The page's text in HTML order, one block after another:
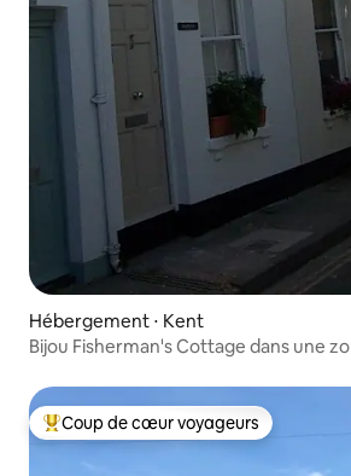
Hébergement ⋅ Kent
Bijou Fisherman's Cottage dans une
Coups de cœur voyageurs les plus
Coup de cœur voyageurs